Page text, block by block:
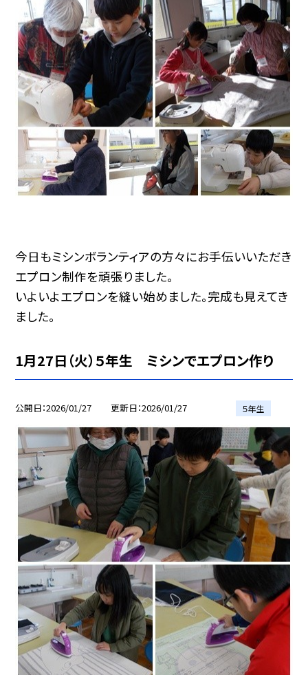
今日もミシンボランティアの方々にお手伝いいただき
エプロン制作を頑張りました。
いよいよエプロンを縫い始めました。完成も見えてき
ました。
1月27日（火）５年生 ミシンでエプロン作り
公開日 2026/01/27 更新日 2026/01/27 ５年生